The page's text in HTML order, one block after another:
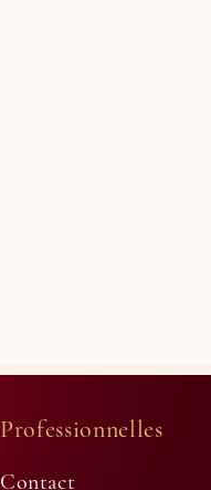
Professionnelles
Contact